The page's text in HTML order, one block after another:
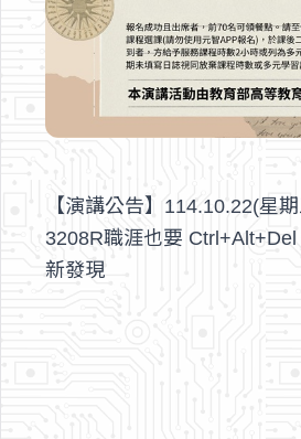
【演講公告】114.10.22(星
3208R職涯也要
新發現